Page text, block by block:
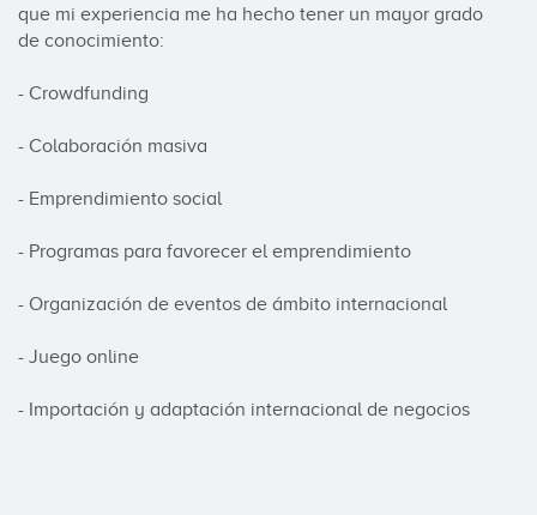
que mi experiencia me ha hecho tener un mayor grado
de conocimiento:
- Crowdfunding
- Colaboración masiva
- Emprendimiento social
- Programas para favorecer el emprendimiento
- Organización de eventos de ámbito internacional
- Juego online
- Importación y adaptación internacional de negocios